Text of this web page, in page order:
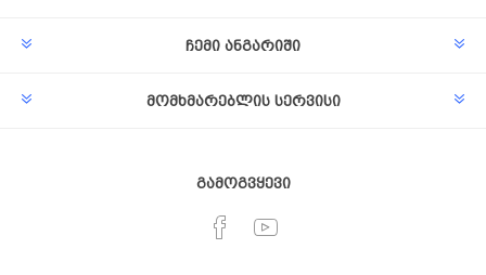
ჩემი ანგარიში
მომხმარებლის სერვისი
გამოგვყევი